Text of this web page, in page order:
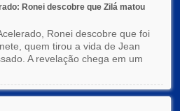
Ronei descobre que Zilá matou
Ronei descobre que foi
quem tirou a vida de Jean
A revelação chega em um